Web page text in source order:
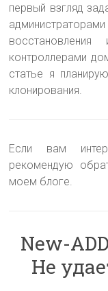
первый взгляд
контроллерами
статье я
клонирования.
Если вам
рекомендую
моем блоге.
New-
Не